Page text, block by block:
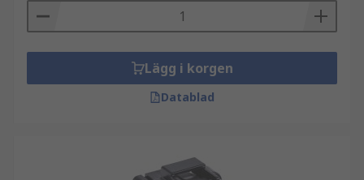
Lägg i korgen
Datablad